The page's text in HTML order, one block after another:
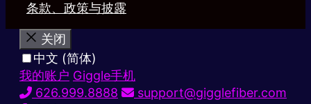
条款、政策与披露
关闭
中文 (简体)
我的账户 Giggle手机
626.999.8888
support@gigglefiber.com